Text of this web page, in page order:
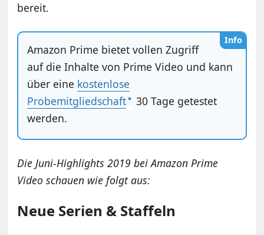
bereit.
Info
Amazon Prime bietet vollen Zugriff
auf die Inhalte von Prime Video und kann
über eine kostenlose
Probemitgliedschaft
30 Tage getestet
werden.
Die Juni-Highlights 2019 bei Amazon Prime
Video schauen wie folgt aus:
Neue Serien & Staffeln